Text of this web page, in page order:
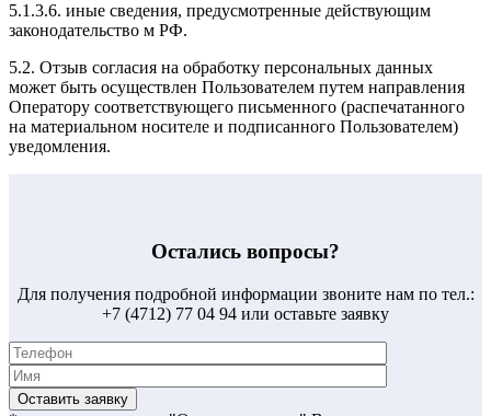
5.1.3.6. иные сведения, предусмотренные действующим
законодательство м РФ.
5.2. Отзыв согласия на обработку персональных данных
может быть осуществлен Пользователем путем направления
Оператору соответствующего письменного (распечатанного
на материальном носителе и подписанного Пользователем)
уведомления.
Остались вопросы?
Для получения подробной информации звоните нам по тел.:
+7 (4712) 77 04 94 или оставьте заявку
Оставить заявку